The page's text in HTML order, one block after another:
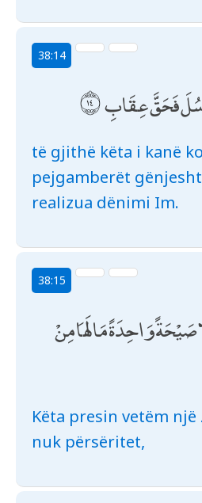
38:14
فَحَقَّ عِقَابِ
të gjithë këta i kanë
pejgamberët
realizua dënimi Im.
38:15
وَاحِدَةً مَا لَهَا مِنْ
Këta presin vetëm një
nuk përsëritet,